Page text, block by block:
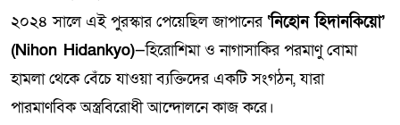
২০২৪ সালে এই পুরস্কার পেয়েছিল জাপানের ‘নিহোন হিদানকিয়ো’
(Nihon Hidankyo)—হিরোশিমা ও নাগাসাকির পরমাণু বোমা
হামলা থেকে বেঁচে যাওয়া ব্যক্তিদের একটি সংগঠন, যারা
পারমাণবিক অস্ত্রবিরোধী আন্দোলনে কাজ করে।